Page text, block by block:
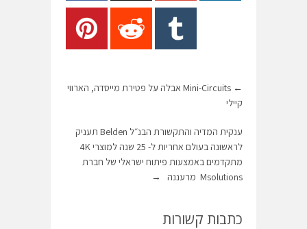
←
Mini-Circuits אבלה על פטירת מייסדה, הארווי
קיילי
ענקית המדיה והתקשורת הבנ״ל Belden תעניק
לראשונה בעולם אחריות ל- 25 שנה למוצרי 4K
מתקדמים באמצעות פיתוח ישראלי של חברת
Msolutions מרעננה
→
כתבות קשורות